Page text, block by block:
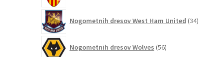
Nogometnih dresov West Ham United 34izdelkov
Nogometnih dresov Wolves 56izdelkov